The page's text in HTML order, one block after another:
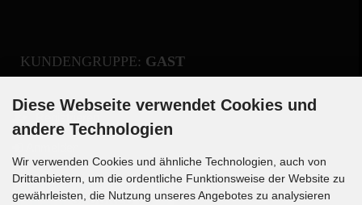
KUNDENGRUPPE: GAST
Diese Webseite verwendet Cookies und
andere Technologien
Wir verwenden Cookies und ähnliche Technologien, auch von
Drittanbietern, um die ordentliche Funktionsweise der Website zu
gewährleisten, die Nutzung unseres Angebotes zu analysieren